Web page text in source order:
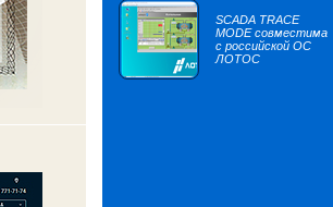
SCADA TRACE
MODE совместима
с российской ОС
ЛОТОС